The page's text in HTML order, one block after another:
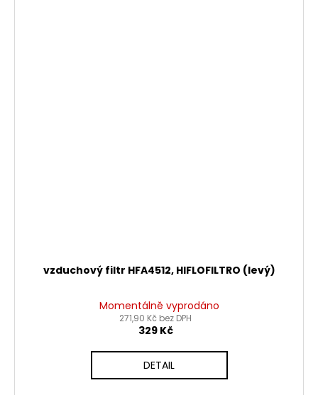
vzduchový filtr HFA4512, HIFLOFILTRO (levý)
Momentálně vyprodáno
271,90 Kč bez DPH
329 Kč
DETAIL